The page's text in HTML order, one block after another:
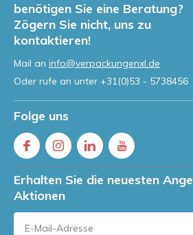
benötigen Sie eine Beratung?
Zögern Sie nicht, uns zu
kontaktieren!
Mail an info@verpackungenxl.de
Oder rufe an unter +31(0)53 - 5738456
Folge uns
Erhalten Sie die neuesten
Aktionen